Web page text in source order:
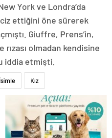
York ve Londra’da
ettiğini öne sürerek
Giuffre, Prens’in,
rızası olmadan kendisine
iddia etmişti.
İsimle Kız